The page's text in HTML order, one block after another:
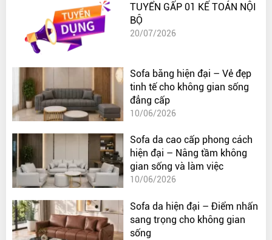
TUYỂN GẤP 01 KẾ TOÁN NỘI
BỘ
20/07/2026
Sofa băng hiện đại – Vẻ đẹp
tinh tế cho không gian sống
đẳng cấp
10/06/2026
Sofa da cao cấp phong cách
hiện đại – Nâng tầm không
gian sống và làm việc
10/06/2026
Sofa da hiện đại – Điểm nhấn
sang trọng cho không gian
sống